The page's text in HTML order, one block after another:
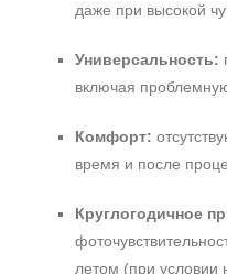
даже при высокой
Универсальность:
включая
Комфорт:
время и после
Круглогодичное
летом (при условии